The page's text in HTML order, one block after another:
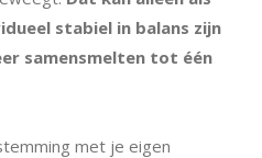
stabiel in balans zijn
samensmelten tot één
met je eigen